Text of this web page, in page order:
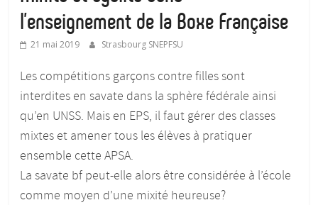
l’enseignement de la Boxe Française
21 mai 2019 Strasbourg SNEPFSU
Les compétitions garçons contre filles sont
interdites en savate dans la sphère fédérale ainsi
qu’en UNSS. Mais en EPS, il faut gérer des classes
mixtes et amener tous les élèves à pratiquer
ensemble cette APSA.
La savate bf peut-elle alors être considérée à l’école
comme moyen d’une mixité heureuse?